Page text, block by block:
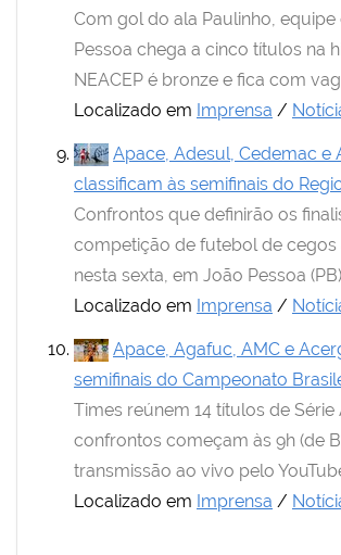
Com gol do ala Paulinho, equipe
Pessoa chega a cinco títulos na
NEACEP é bronze e fica com
Localizado em Imprensa /
Apace, Adesul, Cedemac e
classificam às semifinais do
Confrontos que definirão os
competição de futebol de cegos
nesta sexta, em João Pessoa (PB)
Localizado em Imprensa /
Apace, Agafuc, AMC e
semifinais do Campeonato
Times reúnem 14 títulos de Série
confrontos começam às 9h (de
transmissão ao vivo pelo
Localizado em Imprensa /